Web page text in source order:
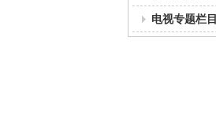
电视专题栏目